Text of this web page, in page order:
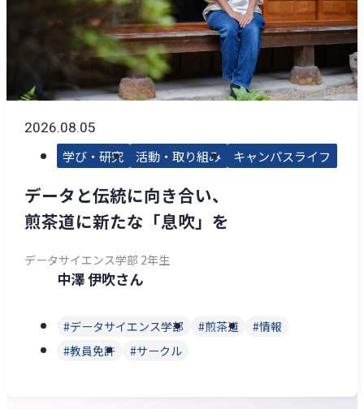
2026.08.05
学び・研究 活動・取り組み キャンパスライフ
データと伝統に向き合い、
煎茶道に新たな「息吹」を
データサイエンス学部 2年生
中澤 伊吹さん
データサイエンス学部 煎茶道
情報
教員免許
サークル